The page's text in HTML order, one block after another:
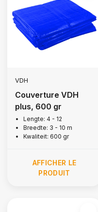
VDH
Couverture VDH
plus, 600 gr
Lengte: 4 - 12
Breedte: 3 - 10 m
Kwaliteit: 600 gr
AFFICHER LE
PRODUIT